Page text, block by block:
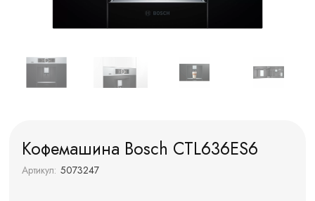
Кофемашина Bosch CTL636ES6
Артикул: 5073247